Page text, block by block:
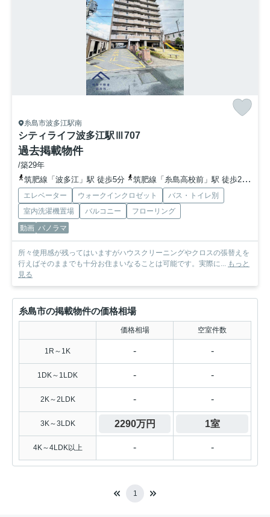
糸島市波多江駅南
シティライフ波多江駅Ⅲ 707
過去掲載物件
/築29年
筑肥線「波多江」駅 徒歩5分
筑肥線「糸島高校前」駅 徒歩24分
エレベーター ウォークインクロゼット
バス・トイレ別
室内洗濯機置場
バルコニー
フローリング
動画 パノラマ
所々使用感が残ってはいますがハウスクリーニングやクロスの張替えを
行えばそのままでも十分お住まいなることは可能です。実際に... もっと
見る
糸島市の掲載物件の価格相場
価格相場 空室件数
1R～1K - -
1DK～1LDK - -
2K～2LDK - -
3K～3LDK 2290万円 1室
4K～4LDK以上 - -
1